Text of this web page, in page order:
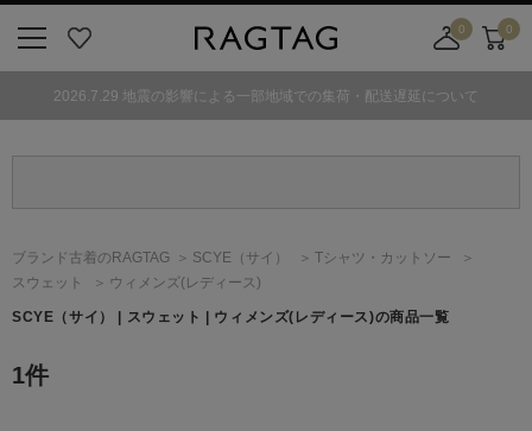
気
0
舗
カ
ト
0
2026.7.29 地震の影響による一部地域での集荷・配送遅延について
ブランド古着のRAGTAG SCYE （サイ）
Tシャツ・カットソー
スウェット
ウィメンズ(レディース)
SCYE （サイ） | スウェット | ウィメンズ(レディース)の商品一覧
1件